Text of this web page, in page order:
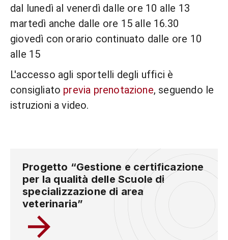
dal lunedì al venerdì dalle ore 10 alle 13
martedì anche dalle ore 15 alle 16.30
giovedì con orario continuato dalle ore 10
alle 15
L'accesso agli sportelli degli uffici è
consigliato previa prenotazione, seguendo le
istruzioni a video.
Progetto “Gestione e certificazione
per la qualità delle Scuole di
specializzazione di area
veterinaria”